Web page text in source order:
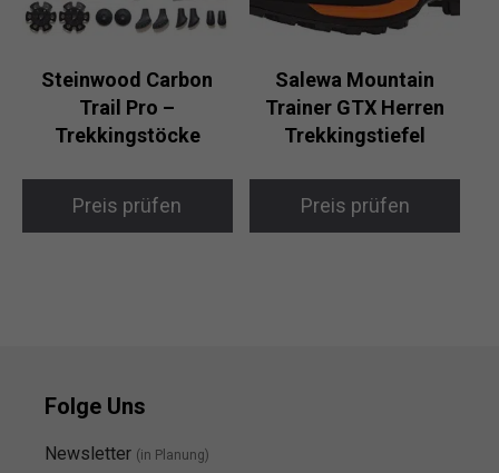
Steinwood Carbon
Trail Pro –
Trekkingstöcke
Preis prüfen
Salewa Mountain
Trainer GTX Herren
Trekkingstiefel
Preis prüfen
Folge Uns
Newsletter (in Planung)